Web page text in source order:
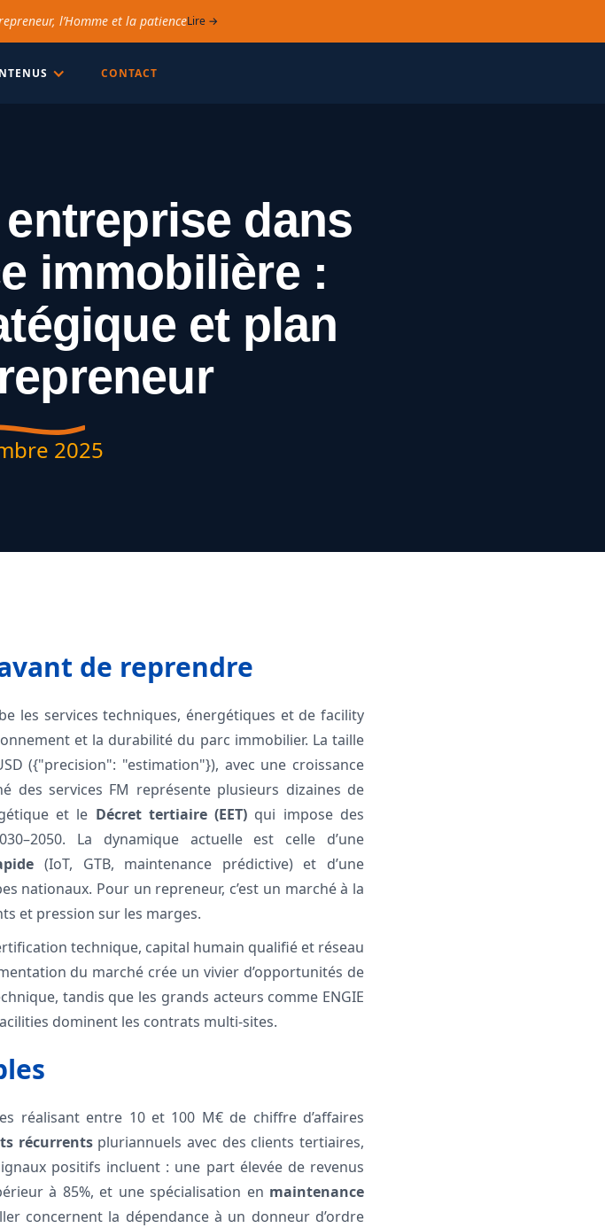
l’Homme et la patienceLire →
CONTACT
dans
immobilière :
et plan
2025
de reprendre
les services techniques, énergétiques et de facility
et la durabilité du parc immobilier. La taille
({"precision": "estimation"}), avec une croissance
des services FM représente plusieurs dizaines de
et le Décret tertiaire (EET) qui impose des
La dynamique actuelle est celle d’une
(IoT, GTB, maintenance prédictive) et d’une
nationaux. Pour un repreneur, c’est un marché à la
et pression sur les marges.
technique, capital humain qualifié et réseau
du marché crée un vivier d’opportunités de
tandis que les grands acteurs comme ENGIE
dominent les contrats multi-sites.
réalisant entre 10 et 100 M€ de chiffre d’affaires
récurrentspluriannuels avec des clients tertiaires,
positifs incluent : une part élevée de revenus
à 85%, et une spécialisation en maintenance
concernent la dépendance à un donneur d’ordre